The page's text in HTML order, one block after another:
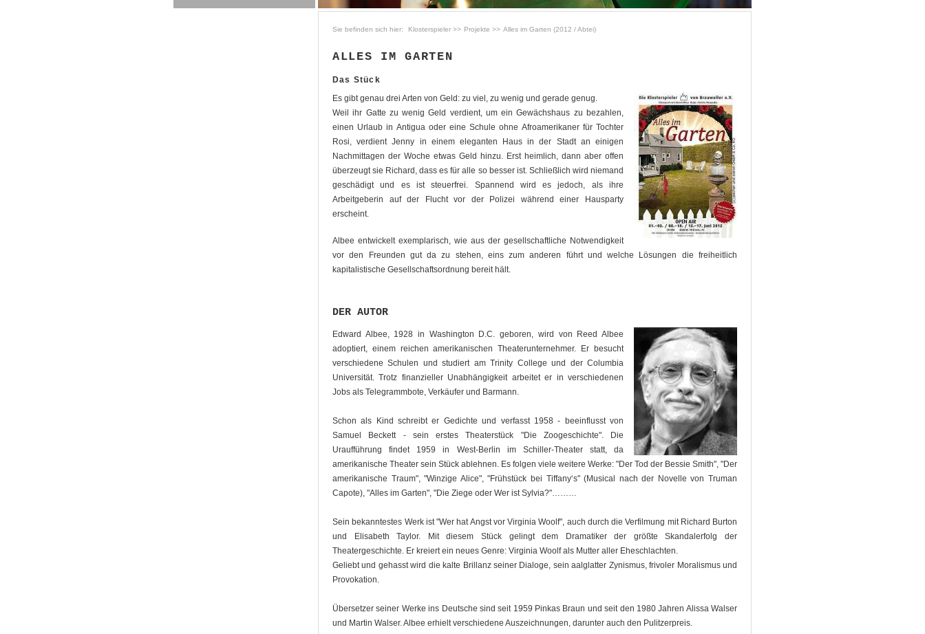
Klosterspieler Projekte Alles im Garten (2012 / Abtei)
ALLES IM GARTEN
Das Stück
Es gibt genau drei Arten von Geld: zu viel, zu wenig und gerade genug.
Weil ihr Gatte zu wenig Geld verdient, um ein Gewächshaus zu bezahlen,
einen Urlaub in Antigua oder eine Schule ohne Afroamerikaner für Tochter
Rosi, verdient Jenny in einem eleganten Haus in der Stadt an einigen
Nachmittagen der Woche etwas Geld hinzu. Erst heimlich, dann aber offen
überzeugt sie Richard, dass es für alle so besser ist. Schließlich wird niemand
geschädigt und es ist steuerfrei. Spannend wird es jedoch, als ihre
Arbeitgeberin auf der Flucht vor der Polizei während einer Hausparty
erscheint.
Albee entwickelt exemplarisch, wie aus der gesellschaftliche Notwendigkeit
vor den Freunden gut da zu stehen, eins zum anderen führt und welche Lösungen die freiheitlich
kapitalistische Gesellschaftsordnung bereit hält.
DER AUTOR
Edward Albee, 1928 in Washington D.C. geboren, wird von Reed Albee
adoptiert, einem reichen amerikanischen Theaterunternehmer. Er besucht
verschiedene Schulen und studiert am Trinity College und der Columbia
Universität. Trotz finanzieller Unabhängigkeit arbeitet er in verschiedenen
Jobs als Telegrammbote, Verkäufer und Barmann.
Schon als Kind schreibt er Gedichte und verfasst 1958 - beeinflusst von
Samuel Beckett - sein erstes Theaterstück "Die Zoogeschichte". Die
Uraufführung findet 1959 in West-Berlin im Schiller-Theater statt, da
amerikanische Theater sein Stück ablehnen. Es folgen viele weitere Werke: "Der Tod der Bessie Smith", "Der
amerikanische Traum", "Winzige Alice", "Frühstück bei Tiffany‘s" (Musical nach der Novelle von Truman
Capote), "Alles im Garten", "Die Ziege oder Wer ist Sylvia?"………
Sein bekanntestes Werk ist "Wer hat Angst vor Virginia Woolf", auch durch die Verfilmung mit Richard Burton
und Elisabeth Taylor. Mit diesem Stück gelingt dem Dramatiker der größte Skandalerfolg der
Theatergeschichte. Er kreiert ein neues Genre: Virginia Woolf als Mutter aller Eheschlachten.
Geliebt und gehasst wird die kalte Brillanz seiner Dialoge, sein aalglatter Zynismus, frivoler Moralismus und
Provokation.
Übersetzer seiner Werke ins Deutsche sind seit 1959 Pinkas Braun und seit den 1980 Jahren Alissa Walser
und Martin Walser. Albee erhielt verschiedene Auszeichnungen, darunter auch den Pulitzerpreis.